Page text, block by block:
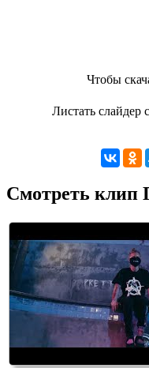
Чтобы
Листать
Смотреть клип